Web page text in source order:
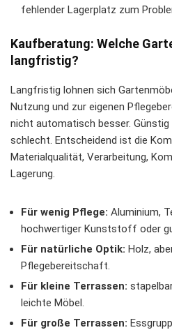
fehlender Lagerplatz zum
Kaufberatung: Welche
langfristig?
Langfristig lohnen sich
Nutzung und zur eigenen
nicht automatisch besser.
schlecht. Entscheidend ist die
Materialqualität, Verarbeitung,
Lagerung.
Für wenig Pflege: Aluminium,
hochwertiger Kunststoff oder
Für natürliche Optik: Holz,
Pflegebereitschaft.
Für kleine Terrassen:
leichte Möbel.
Für große Terrassen: